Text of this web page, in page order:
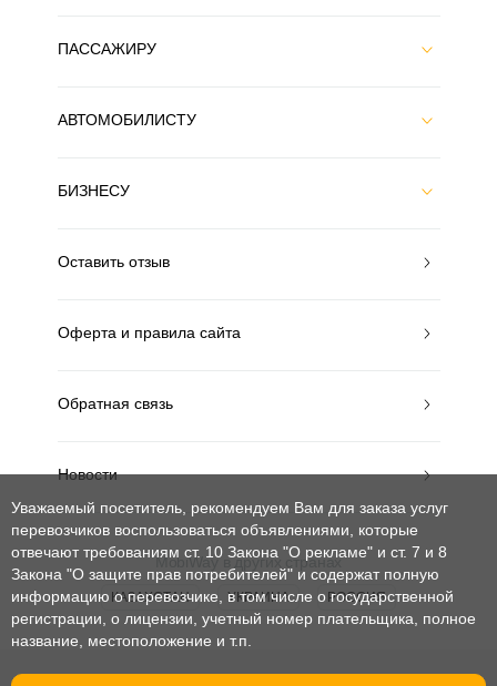
ПАССАЖИРУ
АВТОМОБИЛИСТУ
БИЗНЕСУ
Оставить отзыв
Оферта и правила сайта
Обратная связь
Новости
MobiWay в других странах
КАЗАХСТАН УКРАИНА РОССИЯ
Уважаемый посетитель, рекомендуем Вам для заказа услуг
перевозчиков воспользоваться объявлениями, которые
отвечают требованиям ст. 10 Закона "О рекламе" и ст. 7 и 8
Закона "О защите прав потребителей" и содержат полную
информацию о перевозчике, в том числе о государственной
регистрации, о лицензии, учетный номер плательщика, полное
название, местоположение и т.п.